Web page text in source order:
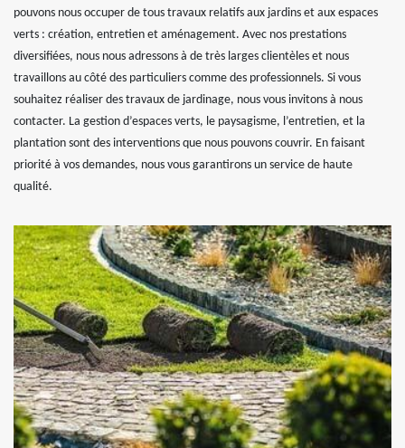
pouvons nous occuper de tous travaux relatifs aux jardins et aux espaces
verts : création, entretien et aménagement. Avec nos prestations
diversifiées, nous nous adressons à de très larges clientèles et nous
travaillons au côté des particuliers comme des professionnels. Si vous
souhaitez réaliser des travaux de jardinage, nous vous invitons à nous
contacter. La gestion d’espaces verts, le paysagisme, l’entretien, et la
plantation sont des interventions que nous pouvons couvrir. En faisant
priorité à vos demandes, nous vous garantirons un service de haute
qualité.